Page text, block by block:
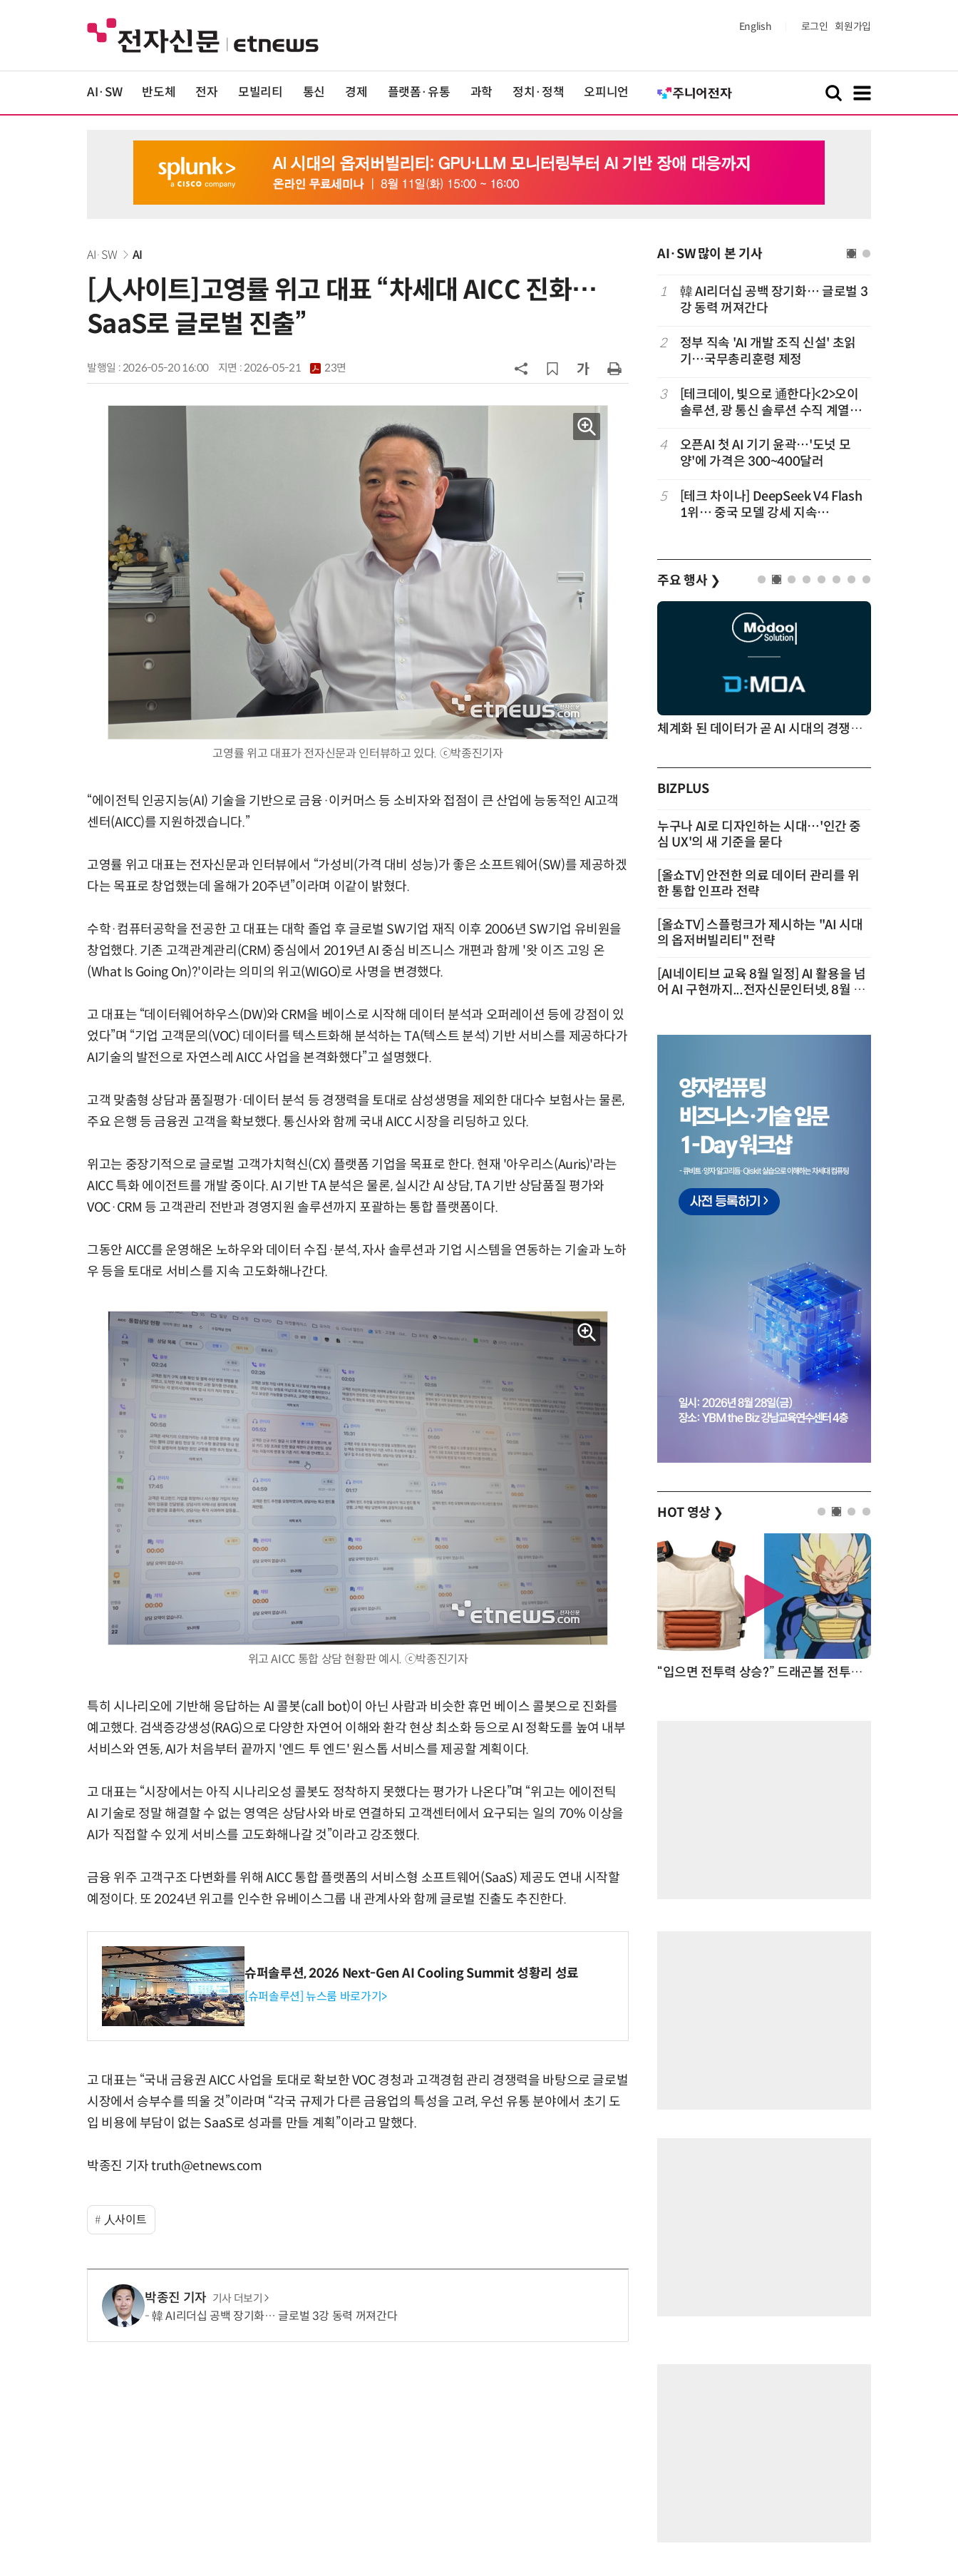
English 로그인 회원가입
AI·SW 반도체 전자 모빌리티 통신 경제 플랫폼·유통 과학 정치·정책 오피니언
AI·SW AI
[人사이트]고영률 위고 대표 “차세대 AICC 진화…
SaaS로 글로벌 진출”
발행일 : 2026-05-20 16:00 지면 :2026-05-21 23면
고영률 위고 대표가 전자신문과 인터뷰하고 있다. ⓒ박종진기자
“에이전틱 인공지능(AI) 기술을 기반으로 금융·이커머스 등 소비자와 접점이 큰 산업에 능동적인 AI고객
센터(AICC)를 지원하겠습니다.”
고영률 위고 대표는 전자신문과 인터뷰에서 “가성비(가격 대비 성능)가 좋은 소프트웨어(SW)를 제공하겠
다는 목표로 창업했는데 올해가 20주년”이라며 이같이 밝혔다.
수학·컴퓨터공학을 전공한 고 대표는 대학 졸업 후 글로벌 SW기업 재직 이후 2006년 SW기업 유비원을
창업했다. 기존 고객관계관리(CRM) 중심에서 2019년 AI 중심 비즈니스 개편과 함께 '왓 이즈 고잉 온
(What Is Going On)?'이라는 의미의 위고(WIGO)로 사명을 변경했다.
고 대표는 “데이터웨어하우스(DW)와 CRM을 베이스로 시작해 데이터 분석과 오퍼레이션 등에 강점이 있
었다”며 “기업 고객문의(VOC) 데이터를 텍스트화해 분석하는 TA(텍스트 분석) 기반 서비스를 제공하다가
AI기술의 발전으로 자연스레 AICC 사업을 본격화했다”고 설명했다.
고객 맞춤형 상담과 품질평가·데이터 분석 등 경쟁력을 토대로 삼성생명을 제외한 대다수 보험사는 물론,
주요 은행 등 금융권 고객을 확보했다. 통신사와 함께 국내 AICC 시장을 리딩하고 있다.
위고는 중장기적으로 글로벌 고객가치혁신(CX) 플랫폼 기업을 목표로 한다. 현재 '아우리스(Auris)'라는
AICC 특화 에이전트를 개발 중이다. AI 기반 TA 분석은 물론, 실시간 AI 상담, TA 기반 상담품질 평가와
VOC·CRM 등 고객관리 전반과 경영지원 솔루션까지 포괄하는 통합 플랫폼이다.
그동안 AICC를 운영해온 노하우와 데이터 수집·분석, 자사 솔루션과 기업 시스템을 연동하는 기술과 노하
우 등을 토대로 서비스를 지속 고도화해나간다.
위고 AICC 통합 상담 현황판 예시. ⓒ박종진기자
특히 시나리오에 기반해 응답하는 AI 콜봇(call bot)이 아닌 사람과 비슷한 휴먼 베이스 콜봇으로 진화를
예고했다. 검색증강생성(RAG)으로 다양한 자연어 이해와 환각 현상 최소화 등으로 AI 정확도를 높여 내부
서비스와 연동, AI가 처음부터 끝까지 '엔드 투 엔드' 원스톱 서비스를 제공할 계획이다.
고 대표는 “시장에서는 아직 시나리오성 콜봇도 정착하지 못했다는 평가가 나온다”며 “위고는 에이전틱
AI 기술로 정말 해결할 수 없는 영역은 상담사와 바로 연결하되 고객센터에서 요구되는 일의 70% 이상을
AI가 직접할 수 있게 서비스를 고도화해나갈 것”이라고 강조했다.
금융 위주 고객구조 다변화를 위해 AICC 통합 플랫폼의 서비스형 소프트웨어(SaaS) 제공도 연내 시작할
예정이다. 또 2024년 위고를 인수한 유베이스그룹 내 관계사와 함께 글로벌 진출도 추진한다.
슈퍼솔루션, 2026 Next-Gen AI Cooling Summit 성황리 성료
[슈퍼솔루션] 뉴스룸 바로가기>
고 대표는 “국내 금융권 AICC 사업을 토대로 확보한 VOC 경청과 고객경험 관리 경쟁력을 바탕으로 글로벌
시장에서 승부수를 띄울 것”이라며 “각국 규제가 다른 금융업의 특성을 고려, 우선 유통 분야에서 초기 도
입 비용에 부담이 없는 SaaS로 성과를 만들 계획”이라고 말했다.
박종진 기자 truth@etnews.com
人사이트
박종진 기자 기사 더보기
韓 AI리더십 공백 장기화… 글로벌 3강 동력 꺼져간다
AI·SW 많이 본 기사
6
美 행정부, AI 모델 '해킹 등 사이버
서 젠슨 황 재회동
선…'NHN 팩토리X' 가보니
9
국산 CSP사 '마켓플레이스' 커졌
10 코히어, 통제 가능한 소버린 AI 지
원…“韓이 아태 승부처”
1
韓 AI리더십 공백 장기화… 글로벌 3
강 동력 꺼져간다
2
정부 직속 'AI 개발 조직 신설' 초읽
기…국무총리훈령 제정
3
[테크데이, 빛으로 通한다]<2>오이
솔루션, 광 통신 솔루션 수직 계열
략'
4
오픈AI 첫 AI 기기 윤곽…'도넛 모
양'에 가격은 300~400달러
5
[테크 차이나] DeepSeek V4 Flash
1위… 중국 모델 강세 지속
주요 행사 ❯
AI Native Enterprise를 지원하는 AI Ready Data 플랫폼 활용 전략 체계화 된 데이터가 곧 AI 시대의 경쟁력이다
BIZPLUS
누구나 AI로 디자인하는 시대…'인간 중
심 UX'의 새 기준을 묻다
[올쇼TV] 안전한 의료 데이터 관리를 위
한 통합 인프라 전략
[올쇼TV] 스플렁크가 제시하는 "AI 시대
의 옵저버빌리티" 전략
[AI네이티브 교육 8월 일정] AI 활용을 넘
어 AI 구현까지...전자신문인터넷, 8월 실
HOT 영상 ❯
“입으면 전투력 상승?” 드래곤볼 전투복 닮은 중량조끼